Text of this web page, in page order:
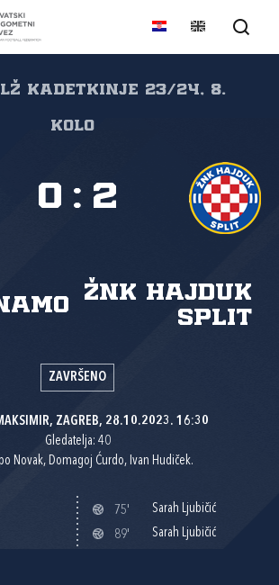
kadetkinje 23/24, 8.
kolo
ŽNK Hajduk
Split
0 : 2
ZAVRŠENO
ZAGREB, 28.10.2023. 16:30
Gledatelja: 40
Novak, Domagoj Ćurdo, Ivan Hudiček.
75'
Sarah Ljubičić
89'
Sarah Ljubičić